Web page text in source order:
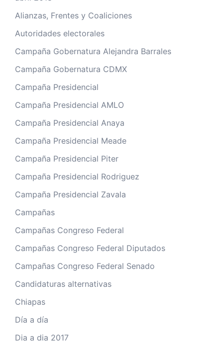
Alianzas, Frentes y Coaliciones
Autoridades electorales
Campaña Gobernatura Alejandra Barrales
Campaña Gobernatura CDMX
Campaña Presidencial
Campaña Presidencial AMLO
Campaña Presidencial Anaya
Campaña Presidencial Meade
Campaña Presidencial Piter
Campaña Presidencial Rodriguez
Campaña Presidencial Zavala
Campañas
Campañas Congreso Federal
Campañas Congreso Federal Diputados
Campañas Congreso Federal Senado
Candidaturas alternativas
Chiapas
Día a día
Dia a dia 2017